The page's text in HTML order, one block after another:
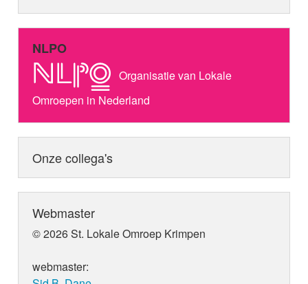
NLPO
Organisatie van Lokale
Omroepen in Nederland
Onze collega's
Webmaster
© 2026 St. Lokale Omroep Krimpen
webmaster: